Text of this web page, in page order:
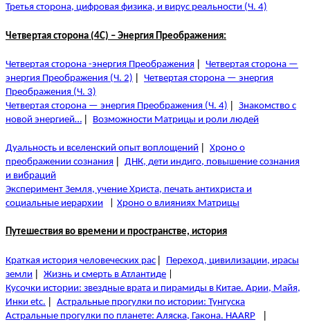
Третья сторона, цифровая физика, и вирус реальности (Ч. 4)
Четвертая сторона (4C) – Энергия Преображения:
Четвертая сторона -энергия Преображения | Четвертая сторона —
энергия Преображения (Ч. 2) | Четвертая сторона — энергия
Преображения (Ч. 3)
Четвертая сторона — энергия Преображения (Ч. 4) | Знакомство с
новой энергией… | Возможности Матрицы и роли людей
Дуальность и вселенский опыт воплощений | Хроно о
преображении сознания | ДНК, дети индиго, повышение сознания
и вибраций
Эксперимент Земля, учение Христа, печать антихриста и
социальные иерархии
Хроно о влияниях Матрицы
Путешествия во времени и пространстве, история
Краткая история человеческих рас |
Переход, цивилизации, ирасы
земли | Жизнь и смерть в Атлантиде
Кусочки истории: звездные врата и пирамиды в Китае. Арии, Майя,
Инки etc. | Астральные прогулки по истории: Тунгуска
Астральные прогулки по планете: Аляска, Гакона. HAARP |